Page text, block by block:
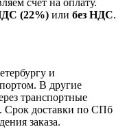
счёт на оплату.
(22%) или без НДС.
и
В другие
транспортные
Срок доставки по СПб
заказа.